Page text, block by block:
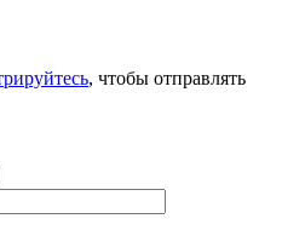
, чтобы отправлять